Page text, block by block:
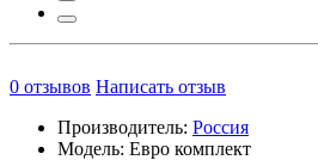
0 отзывов Написать отзыв
Производитель: Россия
Модель: Евро комплект